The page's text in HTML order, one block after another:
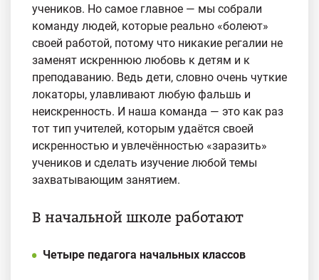
учеников. Но самое главное — мы собрали
команду людей, которые реально «болеют»
своей работой, потому что никакие регалии не
заменят искреннюю любовь к детям и к
преподаванию. Ведь дети, словно очень чуткие
локаторы, улавливают любую фальшь и
неискренность. И наша команда — это как раз
тот тип учителей, которым удаётся своей
искренностью и увлечённостью «заразить»
учеников и сделать изучение любой темы
захватывающим занятием.
В начальной школе работают
Четыре педагога начальных классов